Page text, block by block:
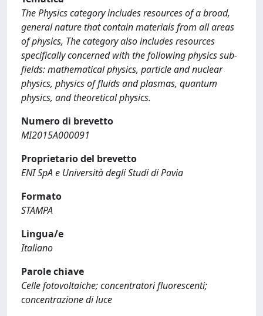
The Physics category includes resources of a broad,
general nature that contain materials from all areas
of physics, The category also includes resources
specifically concerned with the following physics sub-
fields: mathematical physics, particle and nuclear
physics, physics of fluids and plasmas, quantum
physics, and theoretical physics.
Numero di brevetto
MI2015A000091
Proprietario del brevetto
ENI SpA e Università degli Studi di Pavia
Formato
STAMPA
Lingua/e
Italiano
Parole chiave
Celle fotovoltaiche; concentratori fluorescenti;
concentrazione di luce